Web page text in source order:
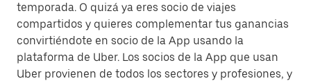
temporada. O quizá ya eres socio de viajes
compartidos y quieres complementar tus ganancias
convirtiéndote en socio de la App usando la
plataforma de Uber. Los socios de la App que usan
Uber provienen de todos los sectores y profesiones, y